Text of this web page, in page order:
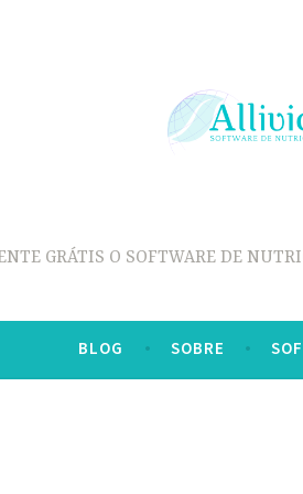
GRÁTIS O SOFTWARE DE
BLOG SOBRE